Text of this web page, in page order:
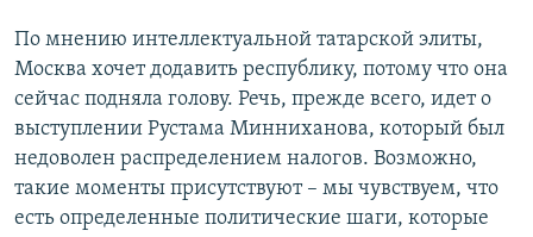
По мнению интеллектуальной татарской элиты,
Москва хочет додавить республику, потому что она
сейчас подняла голову. Речь, прежде всего, идет о
выступлении Рустама Минниханова, который был
недоволен распределением налогов. Возможно,
такие моменты присутствуют – мы чувствуем, что
есть определенные политические шаги, которые